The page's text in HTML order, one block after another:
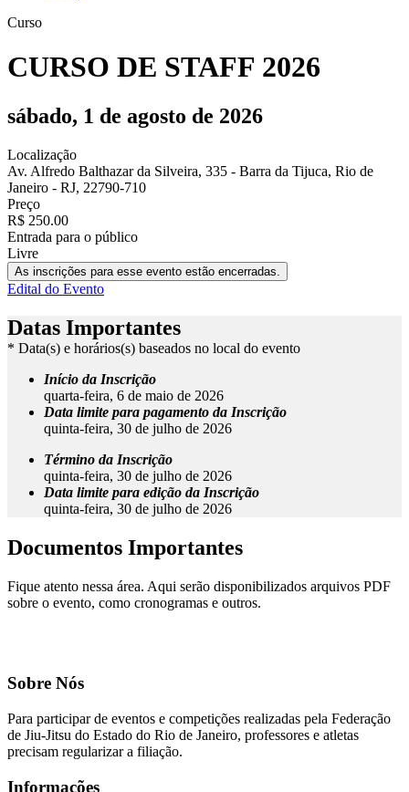
Curso
CURSO DE STAFF 2026
sábado, 1 de agosto de 2026
Localização
Av. Alfredo Balthazar da Silveira, 335 - Barra da Tijuca, Rio de
Janeiro - RJ, 22790-710
Preço
R$ 250.00
Entrada para o público
Livre
As inscrições para esse evento estão encerradas.
Edital do Evento
Datas Importantes
* Data(s) e horários(s) baseados no local do evento
Início da Inscrição
quarta-feira, 6 de maio de 2026
Data limite para pagamento da Inscrição
quinta-feira, 30 de julho de 2026
Término da Inscrição
quinta-feira, 30 de julho de 2026
Data limite para edição da Inscrição
quinta-feira, 30 de julho de 2026
Documentos Importantes
Fique atento nessa área. Aqui serão disponibilizados arquivos PDF
sobre o evento, como cronogramas e outros.
Sobre Nós
Para participar de eventos e competições realizadas pela Federação
de Jiu-Jitsu do Estado do Rio de Janeiro, professores e atletas
precisam regularizar a filiação.
Informações